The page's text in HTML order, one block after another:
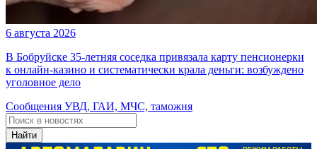
6 августа 2026
В Бобруйске 35-летняя соседка привязала карту пенсионерки
к онлайн-казино и систематически крала деньги: возбуждено
уголовное дело
Сообщения УВД, ГАИ, МЧС, таможня
Найти